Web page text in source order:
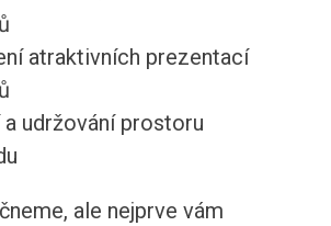
atraktivních prezentací
a udržování prostoru
ale nejprve vám